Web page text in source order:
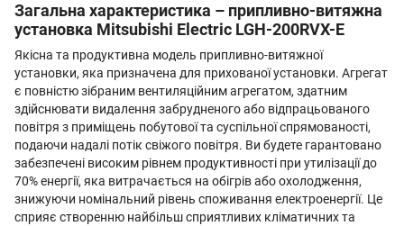
Загальна характеристика – припливно-витяжна
установка Mitsubishi Electric LGH-200RVX-E
Якісна та продуктивна модель припливно-витяжної
установки, яка призначена для прихованої установки. Агрегат
є повністю зібраним вентиляційним агрегатом, здатним
здійснювати видалення забрудненого або відпрацьованого
повітря з приміщень побутової та суспільної спрямованості,
подаючи надалі потік свіжого повітря. Ви будете гарантовано
забезпечені високим рівнем продуктивності при утилізації до
70% енергії, яка витрачається на обігрів або охолодження,
знижуючи номінальний рівень споживання електроенергії. Це
сприяє створенню найбільш сприятливих кліматичних та